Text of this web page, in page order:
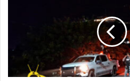
Delincuentes
Abatidos
Y